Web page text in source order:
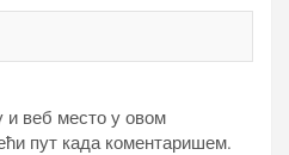
и веб место у овом
пут када коментаришем.